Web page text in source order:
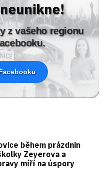
z vašeho regionu
během prázdnin
Zeyerova a
míří na úspory